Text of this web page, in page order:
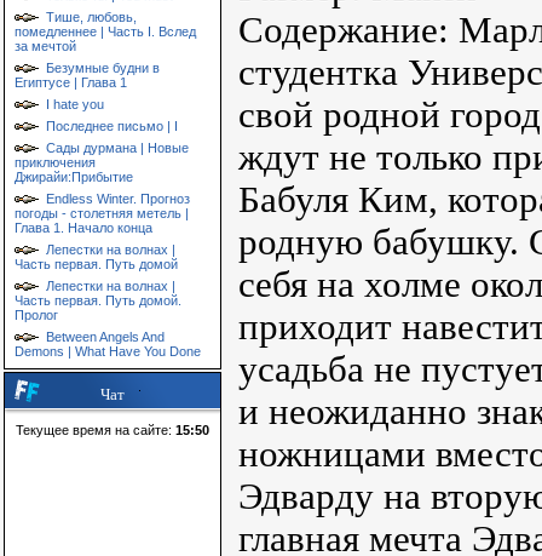
Тише, любовь,
помедленнее | Часть I. Вслед
за мечтой
Безумные будни в
Египтусе | Глава 1
I hate you
Последнее письмо | I
Сады дурмана | Новые
приключения
Джирайи:Прибытие
Endless Winter. Прогноз
погоды - столетняя метель |
Глава 1. Начало конца
Лепестки на волнах |
Часть первая. Путь домой
Лепестки на волнах |
Часть первая. Путь домой.
Пролог
Between Angels And
Demons | What Have You Done
Чат
Текущее время на сайте: 15:50
Содержание:
студентка
свой родной
ждут не только
Бабуля Ким,
родную бабушку.
себя на холме
приходит
усадьба не
и неожиданно
ножницами
Эдварду на
главная мечта